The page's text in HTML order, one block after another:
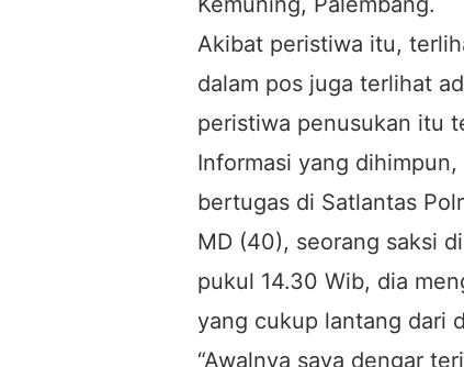
Akibat peristiwa itu,
dalam pos juga terlihat
peristiwa penusukan itu
Informasi yang
bertugas di Satlantas
MD (40), seorang saksi
pukul 14.30 Wib, dia
yang cukup lantang dari
“Awalnya saya dengar